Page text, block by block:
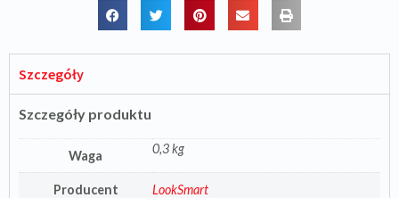
Szczegóły
Szczegóły produktu
Waga 0,3 kg
Producent LookSmart